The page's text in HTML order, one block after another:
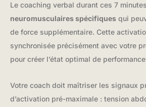
Le coaching verbal durant ces 7
neuromusculaires spécifiques qui
de force supplémentaire. Cette
synchronisée précisément avec votre
pour créer l’état optimal de
Votre coach doit maîtriser les signaux
d’activation pré-maximale : tension